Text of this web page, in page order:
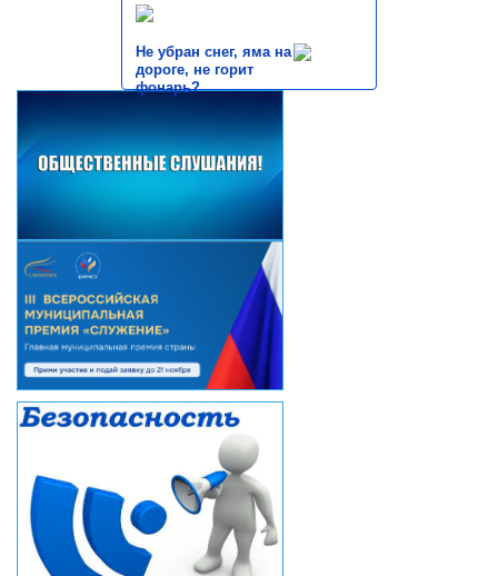
Не убран снег, яма на
дороге, не горит
фонарь?